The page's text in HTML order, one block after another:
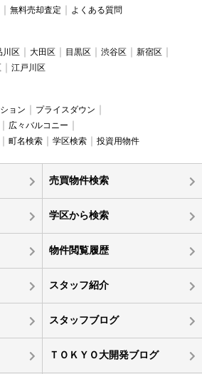
無料売却査定 よくある質問
川区 大田区 目黒区 渋谷区
新宿区
江戸川区
ョン
プライスダウン
広々バルコニー
町名検索 学区検索 投資用物件
売買物件検索
学区から検索
物件閲覧履歴
スタッフ紹介
スタッフブログ
ＴＯＫＹＯ大開発ブログ